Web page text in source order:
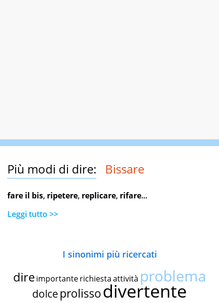
Più modi di dire: Bissare
fare il bis, ripetere, replicare, rifare...
Leggi tutto >>
I sinonimi più ricercati
dire importante richiestaattività problema
dolce prolissodivertente